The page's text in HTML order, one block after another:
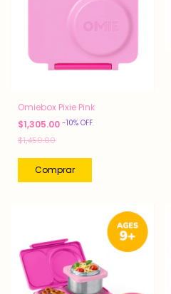
Omiebox Pixie Pink
$1,305.00 -10% OFF
$1,450.00